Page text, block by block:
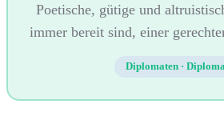
Poetische, gütige und
immer bereit sind, einer
Diplomaten ·